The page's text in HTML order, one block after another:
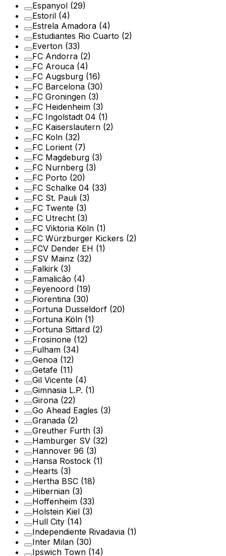
Espanyol (29)
Estoril (4)
Estrela Amadora (4)
Estudiantes Rio Cuarto (2)
Everton (33)
FC Andorra (2)
FC Arouca (4)
FC Augsburg (16)
FC Barcelona (30)
FC Groningen (3)
FC Heidenheim (3)
FC Ingolstadt 04 (1)
FC Kaiserslautern (2)
FC Koln (32)
FC Lorient (7)
FC Magdeburg (3)
FC Nurnberg (3)
FC Porto (20)
FC Schalke 04 (33)
FC St. Pauli (3)
FC Twente (3)
FC Utrecht (3)
FC Viktoria Köln (1)
FC Würzburger Kickers (2)
FCV Dender EH (1)
FSV Mainz (32)
Falkirk (3)
Famalicão (4)
Feyenoord (19)
Fiorentina (30)
Fortuna Dusseldorf (20)
Fortuna Köln (1)
Fortuna Sittard (2)
Frosinone (12)
Fulham (34)
Genoa (12)
Getafe (11)
Gil Vicente (4)
Gimnasia L.P. (1)
Girona (22)
Go Ahead Eagles (3)
Granada (2)
Greuther Furth (3)
Hamburger SV (32)
Hannover 96 (3)
Hansa Rostock (1)
Hearts (3)
Hertha BSC (18)
Hibernian (3)
Hoffenheim (33)
Holstein Kiel (3)
Hull City (14)
Independiente Rivadavia (1)
Inter Milan (30)
Ipswich Town (14)